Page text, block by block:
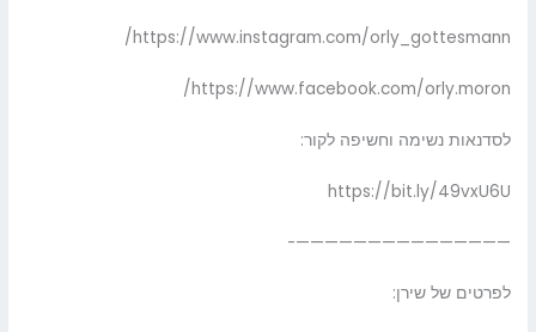
https://www.instagram.com/orly_gottesmann/
https://www.facebook.com/orly.moron/
לסדנאות נשימה וחשיפה לקור:
https://bit.ly/49vxU6U
———————————————-
לפרטים של שירן: